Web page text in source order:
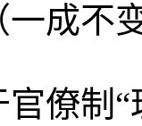
一成不
制“